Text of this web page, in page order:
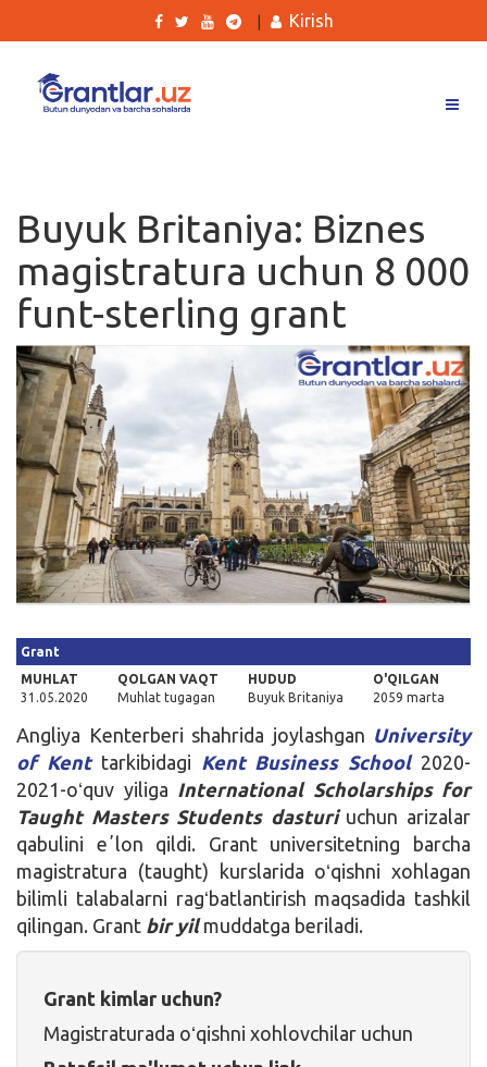
Ishlar
Kurslar
Blog
Yana
Qidirish
Kirish
Kirish
Buyuk Britaniya: Biznes
magistratura uchun 8 000
funt-sterling grant
Grant
MUHLAT
31.05.2020
QOLGAN VAQT
Muhlat tugagan
HUDUD
Buyuk Britaniya
O'QILGAN
2059 marta
Angliya Kenterberi shahrida joylashgan University
of Kenttarkibidagi Kent Business School2020-
2021-oʻquv yiliga International Scholarships for
Taught Masters Students dasturiuchun arizalar
qabulini eʼlon qildi. Grant universitetning barcha
magistratura (taught) kurslarida oʻqishni xohlagan
bilimli talabalarni ragʻbatlantirish maqsadida tashkil
qilingan. Grant bir yilmuddatga beriladi.
Grant kimlar uchun?
Magistraturada oʻqishni xohlovchilar uchun